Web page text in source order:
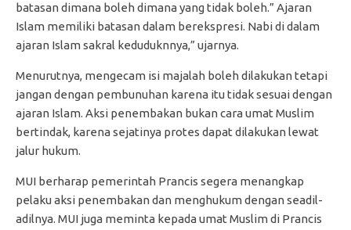
batasan dimana boleh dimana yang tidak boleh.” Ajaran
Islam memiliki batasan dalam berekspresi. Nabi di dalam
ajaran Islam sakral keduduknnya,” ujarnya.
Menurutnya, mengecam isi majalah boleh dilakukan tetapi
jangan dengan pembunuhan karena itu tidak sesuai dengan
ajaran Islam. Aksi penembakan bukan cara umat Muslim
bertindak, karena sejatinya protes dapat dilakukan lewat
jalur hukum.
MUI berharap pemerintah Prancis segera menangkap
pelaku aksi penembakan dan menghukum dengan seadil-
adilnya. MUI juga meminta kepada umat Muslim di Prancis